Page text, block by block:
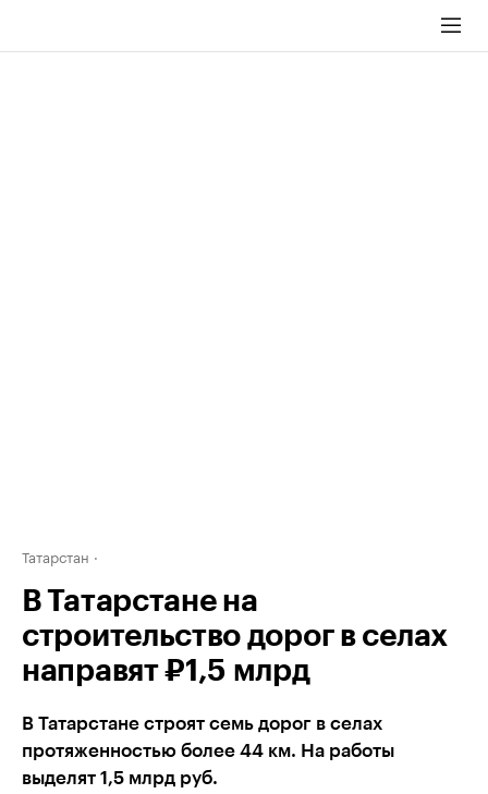
Татарстан
В Татарстане на
строительство дорог в селах
направят ₽1,5 млрд
В Татарстане строят семь дорог в селах
протяженностью более 44 км. На работы
выделят 1,5 млрд руб.